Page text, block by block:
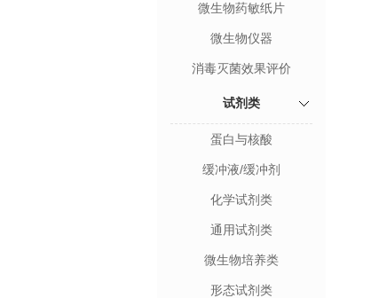
微生物药敏纸片
微生物仪器
消毒灭菌效果评价
试剂类
蛋白与核酸
缓冲液/缓冲剂
化学试剂类
通用试剂类
微生物培养类
形态试剂类